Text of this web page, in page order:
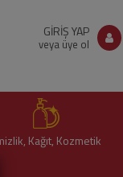
GİRİŞ YAP
veya üye ol
Kağıt, Kozmetik